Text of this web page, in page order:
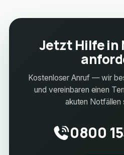
Jetzt Hilfe in
Kostenloser Anruf — wir
und vereinbaren einen
akuten Notfällen
0800